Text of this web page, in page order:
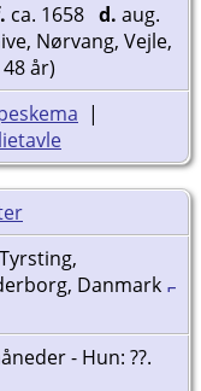
ca. 1658 d. aug.
Nørvang, Vejle,
år)
|
Danmark
- Hun: ??.